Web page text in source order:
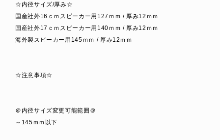
☆内径サイズ/厚み☆
国産社外16ｃｍスピーカー用127ｍｍ / 厚み12ｍｍ
国産社外17ｃｍスピーカー用140ｍｍ / 厚み12ｍｍ
海外製スピーカー用145ｍｍ / 厚み12ｍｍ
☆注意事項☆
＠内径サイズ変更可能範囲＠
～145ｍｍ以下